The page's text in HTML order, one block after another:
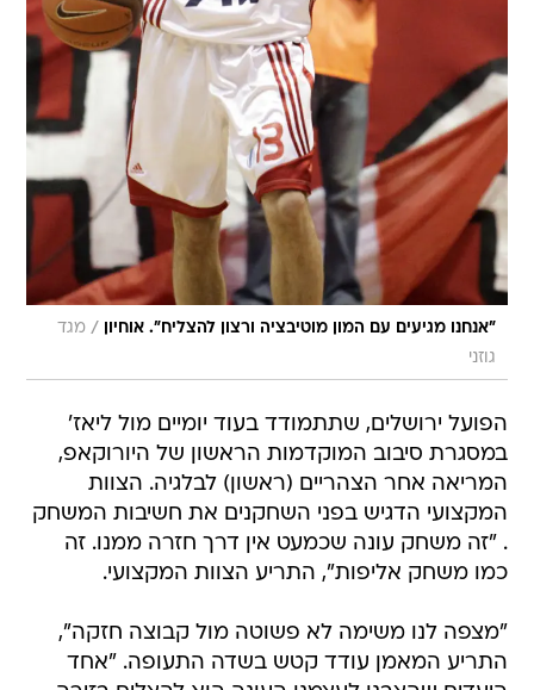
"אנחנו מגיעים עם המון מוטיבציה ורצון להצליח". אוחיון / מגד
גוזני
הפועל ירושלים, שתתמודד בעוד יומיים מול ליאז'
במסגרת סיבוב המוקדמות הראשון של היורוקאפ,
המריאה אחר הצהריים (ראשון) לבלגיה. הצוות
המקצועי הדגיש בפני השחקנים את חשיבות המשחק
. "זה משחק עונה שכמעט אין דרך חזרה ממנו. זה
כמו משחק אליפות", התריע הצוות המקצועי.
"מצפה לנו משימה לא פשוטה מול קבוצה חזקה",
התריע המאמן עודד קטש בשדה התעופה. "אחד